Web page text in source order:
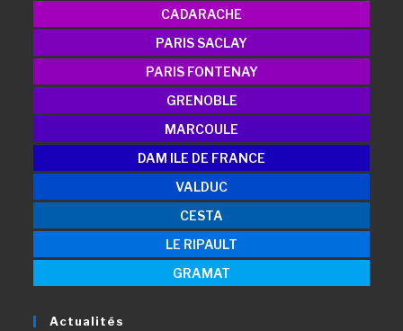
CADARACHE
PARIS SACLAY
PARIS FONTENAY
GRENOBLE
MARCOULE
DAM ILE DE FRANCE
VALDUC
CESTA
LE RIPAULT
GRAMAT
Actualités